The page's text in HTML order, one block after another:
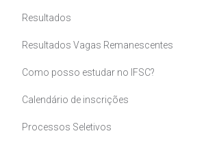
Resultados
Resultados Vagas Remanescentes
Como posso estudar no IFSC?
Calendário de inscrições
Processos Seletivos